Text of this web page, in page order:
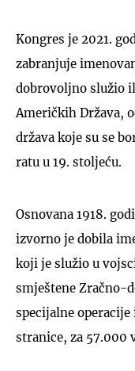
Kongres je 2021.
zabranjuje
dobrovoljno služio
Američkih Država,
država koje su se
ratu u 19. stoljeću.
Osnovana 1918.
izvorno je dobila
koji je služio u
smještene Zračno-
specijalne
stranice, za 57.000